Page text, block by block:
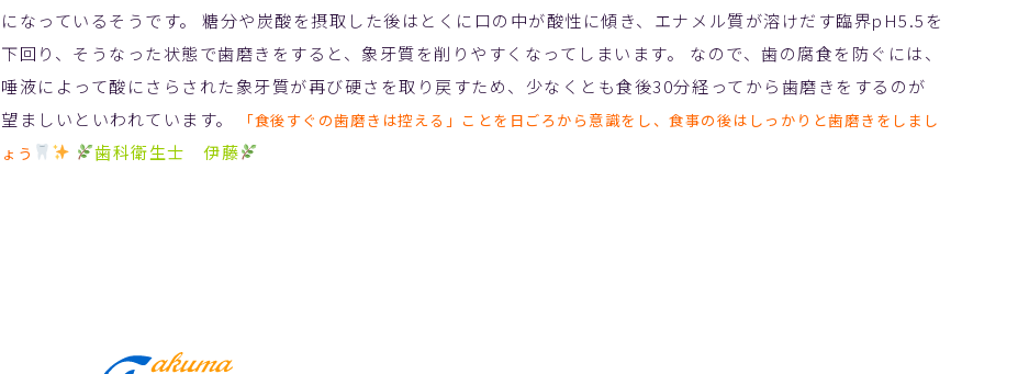
になっているそうです。 糖分や炭酸を摂取した後はとくに口の中が酸性に傾き、エナメル質が溶けだす臨界pH5.5を
下回り、そうなった状態で歯磨きをすると、象牙質を削りやすくなってしまいます。 なので、歯の腐食を防ぐには、
唾液によって酸にさらされた象牙質が再び硬さを取り戻すため、少なくとも食後30分経ってから歯磨きをするのが
望ましいといわれています。
「食後すぐの歯磨きは控える」ことを日ごろから意識をし、食事の後はしっかりと歯磨きをしまし
ょう
歯科衛生士 伊藤